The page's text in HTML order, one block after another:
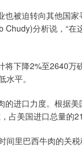
迫转向其他国家
分析说，“
下降2%至2640万
平。
进口力度。根据美
占美国进口总量的
里巴西牛肉的关税